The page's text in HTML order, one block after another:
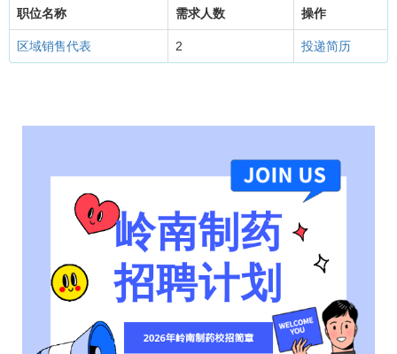
职位名称 需求人数 操作
区域销售代表 2 投递简历